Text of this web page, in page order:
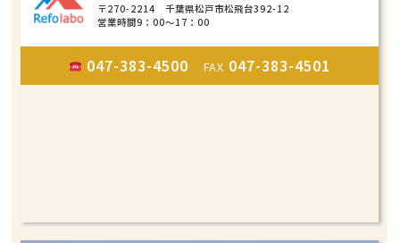
〒270-2214 千葉県松戸市松飛台392-12
営業時間9：00～17：00
047-383-4500FAX 047-383-4501